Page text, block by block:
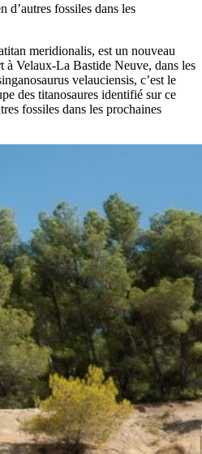
d’autres fossiles dans les
meridionalis, est un nouveau
à Velaux-La Bastide Neuve, dans les
velauciensis, c’est le
des titanosaures identifié sur ce
fossiles dans les prochaines